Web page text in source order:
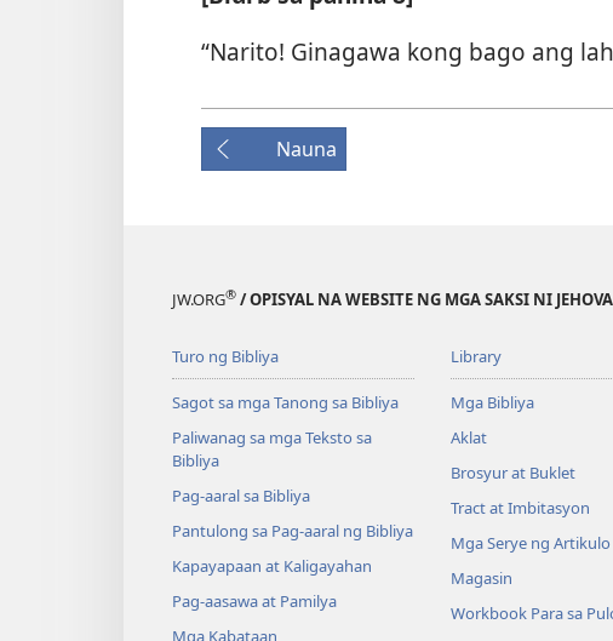
“Narito! Ginagawa kong bago ang
Nauna
JW.ORG® / OPISYAL NA WEBSITE NG MGA SAKSI NI JEHOVA
Turo ng Bibliya
Sagot sa mga Tanong sa Bibliya
Paliwanag sa mga Teksto sa
Bibliya
Pag-aaral sa Bibliya
Pantulong sa Pag-aaral ng Bibliya
Kapayapaan at Kaligayahan
Pag-aasawa at Pamilya
Mga Kabataan
Library
Mga Bibliya
Aklat
Brosyur at Buklet
Tract at Imbitasyon
Mga Serye ng Artikulo
Magasin
Workbook Para sa